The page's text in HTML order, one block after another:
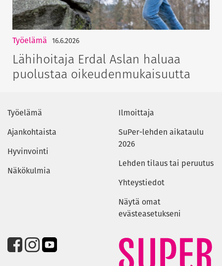
Työelämä 16.6.2026
Lähihoitaja Erdal Aslan haluaa
puolustaa oikeudenmukaisuutta
Työelämä
Ajankohtaista
Hyvinvointi
Näkökulmia
Ilmoittaja
SuPer-lehden aikataulu
2026
Lehden tilaus tai peruutus
Yhteystiedot
Näytä omat
evästeasetukseni